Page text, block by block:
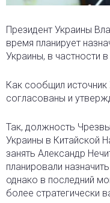
Президент Украины
время планирует
Украины, в частности
Как сообщил источник
согласованы и
Так, должность
Украины в Китайской
занять Александр
планировали
однако в последний
более стратегически